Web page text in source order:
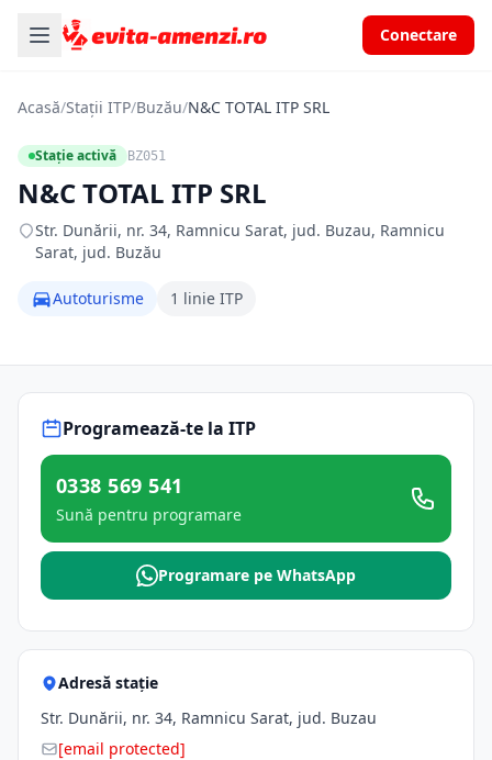
Conectare
Acasă/Stații ITP/Buzău/N&C TOTAL ITP SRL
Stație activă BZ051
N&C TOTAL ITP SRL
Str. Dunării, nr. 34, Ramnicu Sarat, jud. Buzau, Ramnicu
Sarat, jud. Buzău
Autoturisme 1 linie ITP
Programează-te la ITP
0338 569 541
Sună pentru programare
Programare pe WhatsApp
Adresă stație
Str. Dunării, nr. 34, Ramnicu Sarat, jud. Buzau
[email protected]